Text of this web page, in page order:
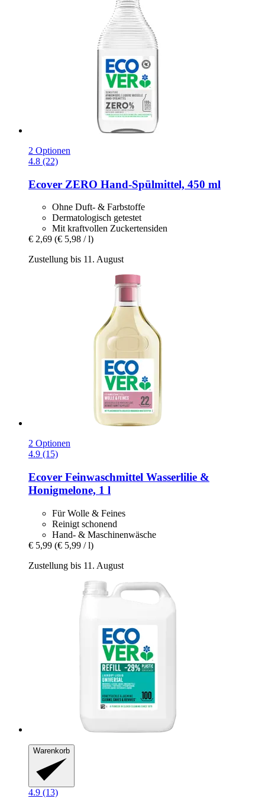
2 Optionen
4.8 (22)
Ecover ZERO Hand-​Spülmittel, 450 ml
Ohne Duft- & Farbstoffe
Dermatologisch getestet
Mit kraftvollen Zuckertensiden
€ 2,69 (€ 5,98 / l)
Zustellung bis 11. August
2 Optionen
4.9 (15)
Ecover Feinwaschmittel Wasserlilie &
Honigmelone, 1 l
Für Wolle & Feines
Reinigt schonend
Hand- & Maschinenwäsche
€ 5,99 (€ 5,99 / l)
Zustellung bis 11. August
Warenkorb
4.9 (13)